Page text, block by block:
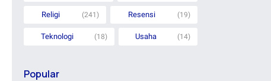
Religi (241) Resensi (19)
Teknologi (18) Usaha (14)
Popular